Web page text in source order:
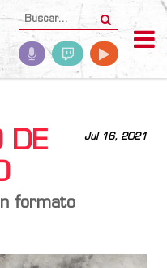
Jul 16, 2021
DE
formato